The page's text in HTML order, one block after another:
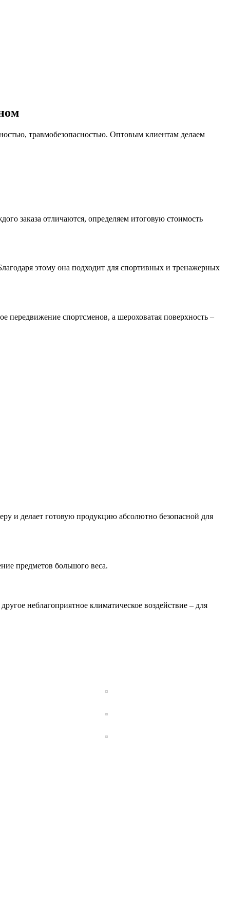
травмобезопасностью. Оптовым клиентам делаем
заказа отличаются, определяем итоговую стоимость
этому она подходит для спортивных и тренажерных
передвижение спортсменов, а шероховатая поверхность –
и делает готовую продукцию абсолютно безопасной для
предметов большого веса.
неблагоприятное климатическое воздействие – для